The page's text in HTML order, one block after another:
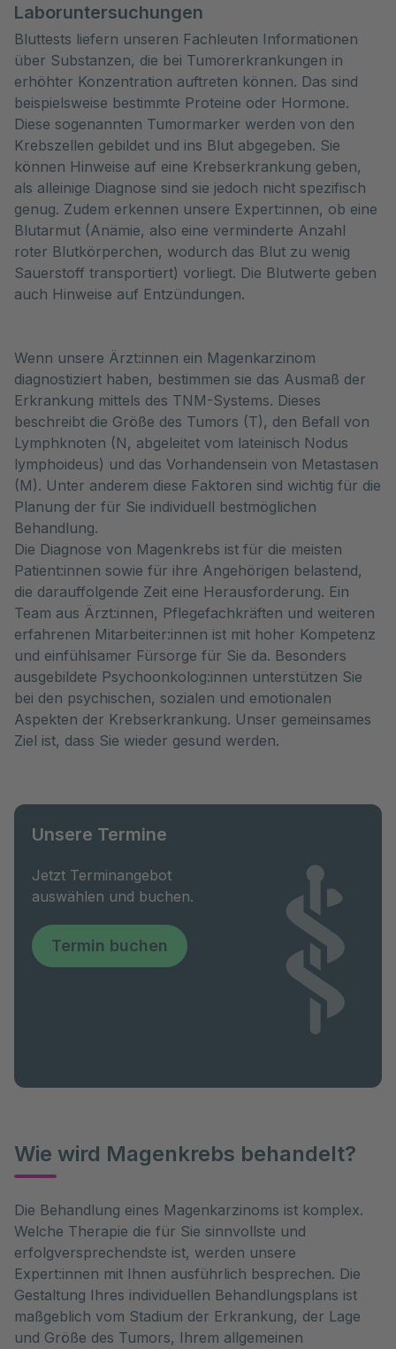
Laboruntersuchungen
Bluttests liefern unseren Fachleuten Informationen
über Substanzen, die bei Tumorerkrankungen in
erhöhter Konzentration auftreten können. Das sind
beispielsweise bestimmte Proteine oder Hormone.
Diese sogenannten Tumormarker werden von den
Krebszellen gebildet und ins Blut abgegeben. Sie
können Hinweise auf eine Krebserkrankung geben,
als alleinige Diagnose sind sie jedoch nicht spezifisch
genug. Zudem erkennen unsere Expert:innen, ob eine
Blutarmut (Anämie, also eine verminderte Anzahl
roter Blutkörperchen, wodurch das Blut zu wenig
Sauerstoff transportiert) vorliegt. Die Blutwerte geben
auch Hinweise auf Entzündungen.
Wenn unsere Ärzt:innen ein Magenkarzinom
diagnostiziert haben, bestimmen sie das Ausmaß der
Erkrankung mittels des TNM-Systems. Dieses
beschreibt die Größe des Tumors (T), den Befall von
Lymphknoten (N, abgeleitet vom lateinisch Nodus
lymphoideus) und das Vorhandensein von Metastasen
(M). Unter anderem diese Faktoren sind wichtig für die
Planung der für Sie individuell bestmöglichen
Behandlung.
Die Diagnose von Magenkrebs ist für die meisten
Patient:innen sowie für ihre Angehörigen belastend,
die darauffolgende Zeit eine Herausforderung. Ein
Team aus Ärzt:innen, Pflegefachkräften und weiteren
erfahrenen Mitarbeiter:innen ist mit hoher Kompetenz
und einfühlsamer Fürsorge für Sie da. Besonders
ausgebildete Psychoonkolog:innen unterstützen Sie
bei den psychischen, sozialen und emotionalen
Aspekten der Krebserkrankung. Unser gemeinsames
Ziel ist, dass Sie wieder gesund werden.
Unsere Termine
Jetzt Terminangebot
auswählen und buchen.
Termin buchen
Wie wird Magenkrebs behandelt?
Die Behandlung eines Magenkarzinoms ist komplex.
Welche Therapie die für Sie sinnvollste und
erfolgversprechendste ist, werden unsere
Expert:innen mit Ihnen ausführlich besprechen. Die
Gestaltung Ihres individuellen Behandlungsplans ist
maßgeblich vom Stadium der Erkrankung, der Lage
und Größe des Tumors, Ihrem allgemeinen